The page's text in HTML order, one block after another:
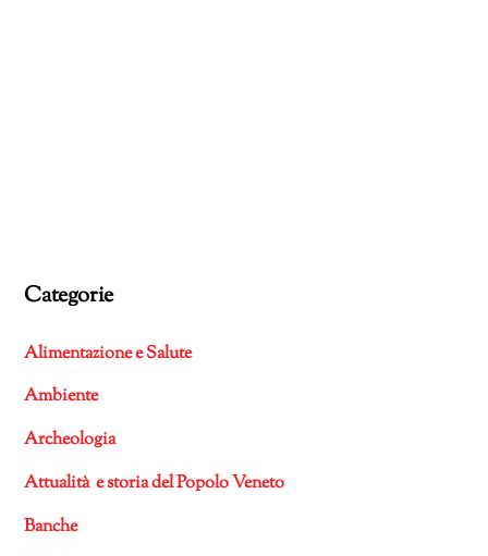
Categorie
Alimentazione e Salute
Ambiente
Archeologia
Attualità e storia del Popolo Veneto
Banche